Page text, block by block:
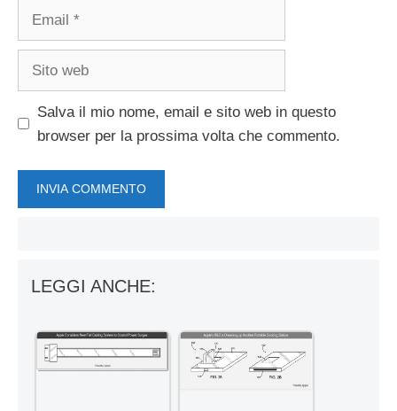
Salva il mio nome, email e sito web in questo
browser per la prossima volta che commento.
LEGGI ANCHE: